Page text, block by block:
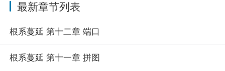
最新章节列表
根系蔓延 第十二章 端口
根系蔓延 第十一章 拼图